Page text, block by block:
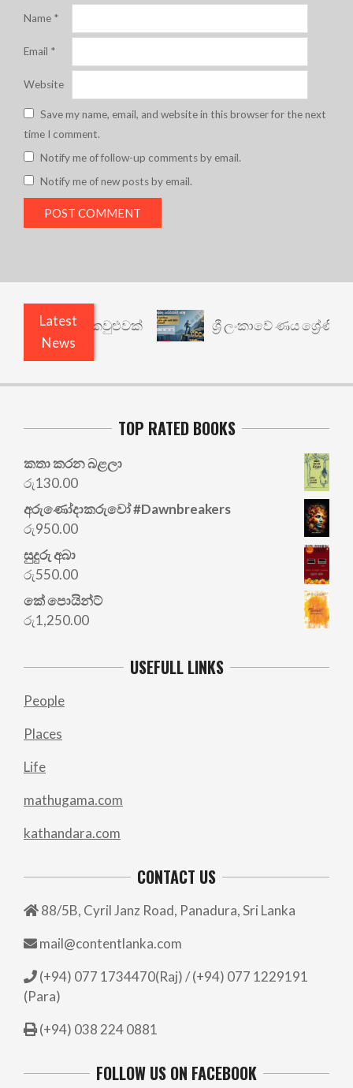
Name *
Email *
Website
Save my name, email, and website in this browser for the next
time I comment.
Notify me of follow-up comments by email.
Notify me of new posts by email.
Latest
News
කවුළුවක් ශ්‍රී ලංකාවේ ණය ශ්‍රේණිගත
TOP RATED BOOKS
කතා කරන බළලා
රු130.00
අරු‍ණෝදාකරුවෝ #Dawnbreakers
රු950.00
සුදුරු අබා
රු550.00
කේ පොයින්ට්
රු1,250.00
USEFULL LINKS
People
Places
Life
mathugama.com
kathandara.com
CONTACT US
88/5B, Cyril Janz Road, Panadura, Sri Lanka
mail@contentlanka.com
(+94) 077 1734470(Raj) / (+94) 077 1229191
(Para)
(+94) 038 224 0881
FOLLOW US ON FACEBOOK